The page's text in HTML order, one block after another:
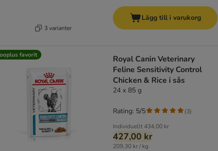
3 varianter
Lägg till i varukorg
favorit
Royal Canin Veterinary
Feline Sensitivity Control
Chicken & Rice i sås
24 x 85 g
Individuellt434,00 kr
427,00 kr
209,30 kr / kg
Rating: 5/5 (3)